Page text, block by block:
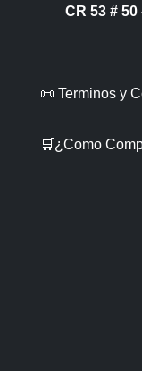
CR 53 # 50
📜 Terminos y
🛒¿Como